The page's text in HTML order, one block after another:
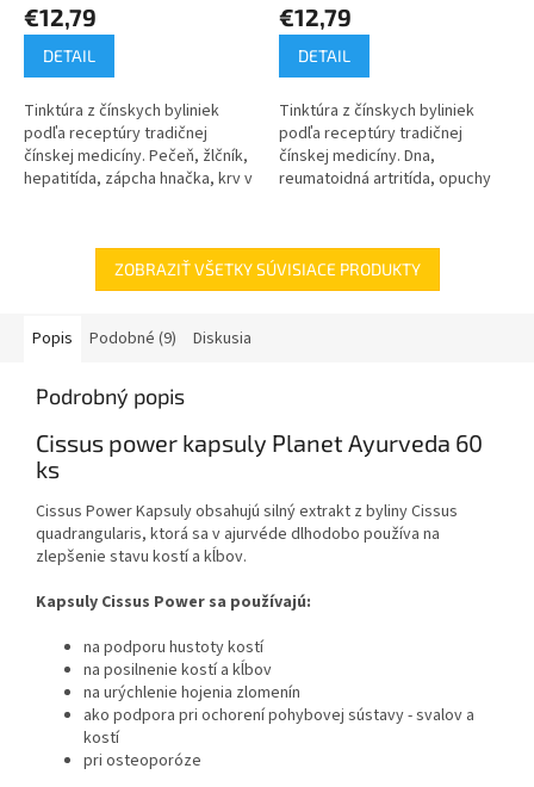
€12,79
DETAIL
Tinktúra z čínskych byliniek
podľa receptúry tradičnej
čínskej medicíny. Pečeň, žlčník,
hepatitída, zápcha hnačka, krv v
€12,79
DETAIL
Tinktúra z čínskych byliniek
podľa receptúry tradičnej
čínskej medicíny. Dna,
reumatoidná artritída, opuchy
ZOBRAZIŤ VŠETKY SÚVISIACE PRODUKTY
Popis Podobné (9) Diskusia
Podrobný popis
Cissus power kapsuly Planet Ayurveda 60
ks
Cissus Power Kapsuly obsahujú silný extrakt z byliny Cissus
quadrangularis, ktorá sa v ajurvéde dlhodobo používa na
zlepšenie stavu kostí a kĺbov.
Kapsuly Cissus Power sa používajú:
na podporu hustoty kostí
na posilnenie kostí a kĺbov
na urýchlenie hojenia zlomenín
ako podpora pri ochorení pohybovej sústavy - svalov a
kostí
pri osteoporóze